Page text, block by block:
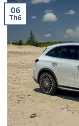
06
Th6